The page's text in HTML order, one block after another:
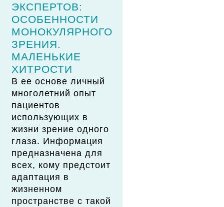
ЭКСПЕРТОВ:
ОСОБЕННОСТИ
МОНОКУЛЯРНОГО
ЗРЕНИЯ.
МАЛЕНЬКИЕ
ХИТРОСТИ
В ее основе личный
многолетний опыт
пациентов
использующих в
жизни зрение одного
глаза. Информация
предназначена для
всех, кому предстоит
адаптация в
жизненном
пространстве с такой